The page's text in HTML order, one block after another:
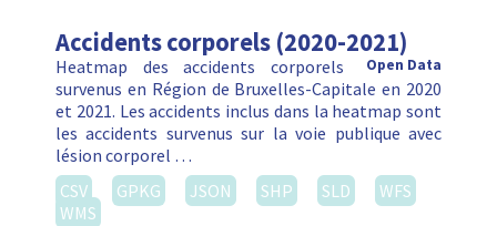
Accidents corporels (2020-2021)
Open Data
Heatmap des accidents corporels
survenus en Région de Bruxelles-Capitale en 2020
et 2021. Les accidents inclus dans la heatmap sont
les accidents survenus sur la voie publique avec
lésion corporel …
CSV
GPKG JSON SHP SLD
WFS
WMS